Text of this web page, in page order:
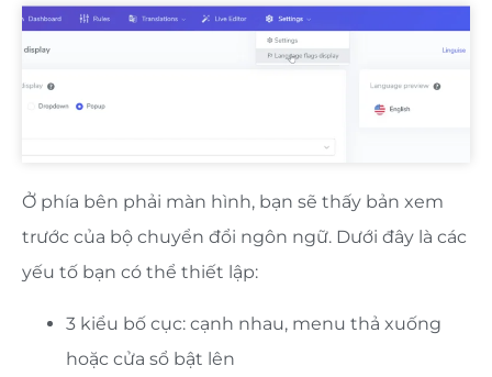
Ở phía bên phải màn hình, bạn sẽ thấy bản xem
trước của bộ chuyển đổi ngôn ngữ. Dưới đây là các
yếu tố bạn có thể thiết lập:
3 kiểu bố cục: cạnh nhau, menu thả xuống
hoặc cửa sổ bật lên